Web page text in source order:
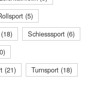
(5)
Schiesssport (6)
(21)
Turnsport (18)